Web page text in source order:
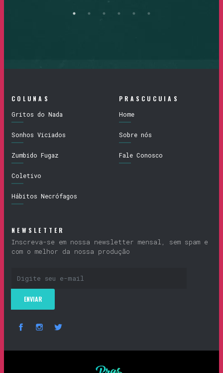
COLUNAS
Gritos do Nada
Sonhos Viciados
Zumbido Fugaz
Coletivo
Hábitos Necrófagos
PRASCUCUIAS
Home
Sobre nós
Fale Conosco
NEWSLETTER
Inscreva-se em nossa newsletter mensal, sem spam e
com o melhor da nossa produção
Prascucuias